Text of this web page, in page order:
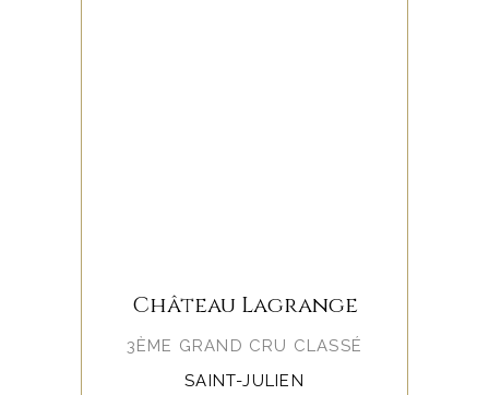
Château Lagrange
3ÈME GRAND CRU CLASSÉ
SAINT-JULIEN